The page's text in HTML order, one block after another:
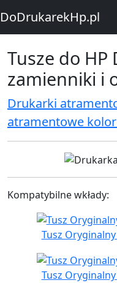
DoDrukarekHp.pl
Tusze do HP
zamienniki i
Drukarki
atramentowe
Kompatybilne wkłady:
Tusz Oryginalny
Tusz Oryginalny